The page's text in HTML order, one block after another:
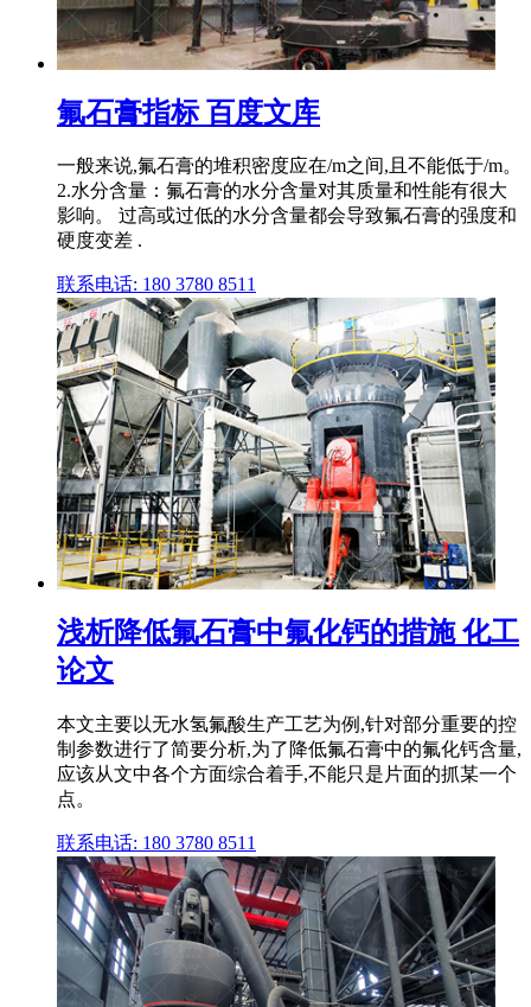
氟石膏指标 百度文库
一般来说,氟石膏的堆积密度应在/m之间,且不能低于/m。
2.水分含量：氟石膏的水分含量对其质量和性能有很大
影响。 过高或过低的水分含量都会导致氟石膏的强度和
硬度变差 .
联系电话: 180 3780 8511
浅析降低氟石膏中氟化钙的措施 化工
论文
本文主要以无水氢氟酸生产工艺为例,针对部分重要的控
制参数进行了简要分析,为了降低氟石膏中的氟化钙含量,
应该从文中各个方面综合着手,不能只是片面的抓某一个
点。
联系电话: 180 3780 8511